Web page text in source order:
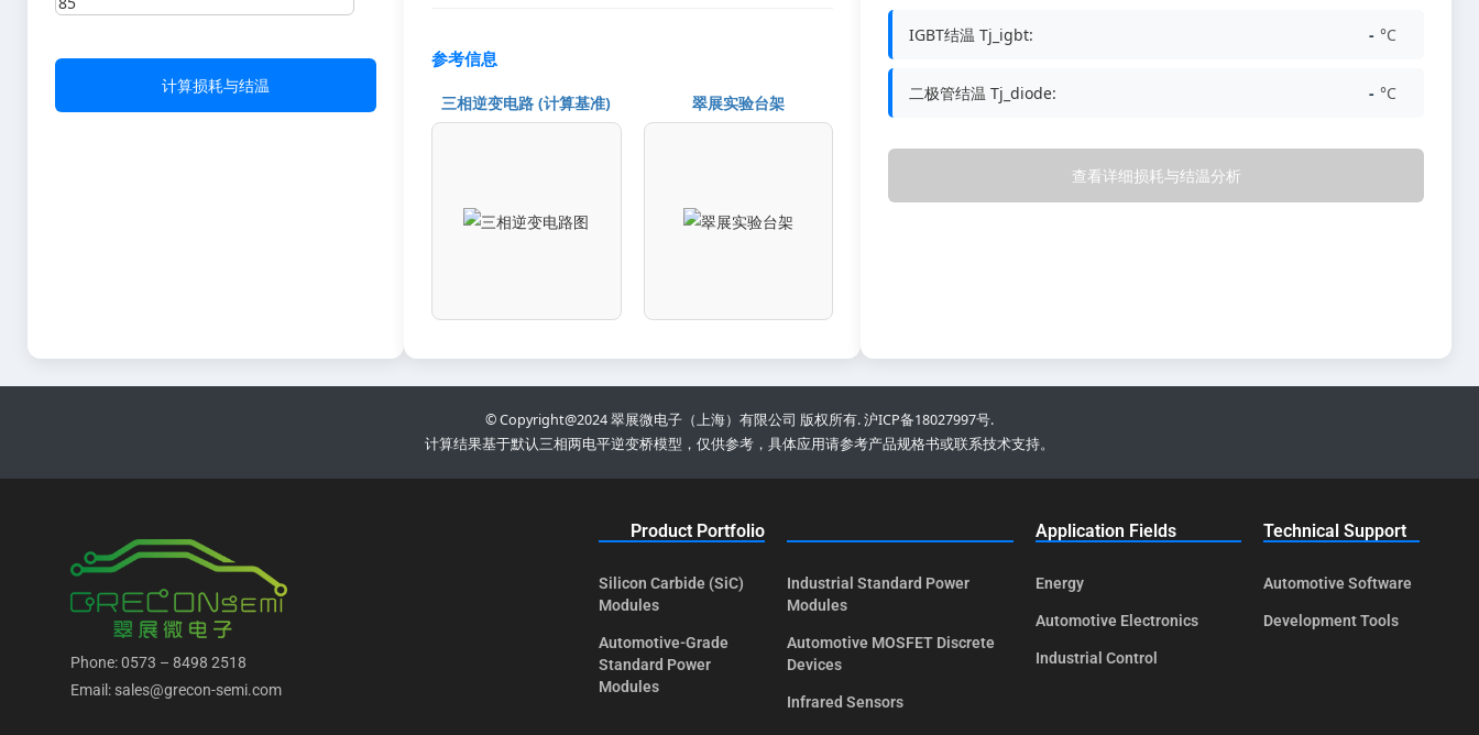
计算损耗与结温
参考信息
三相逆变电路 (计算基准) 翠展实验台架
IGBT结温 Tj_igbt: - °C
二极管结温 Tj_diode: - °C
查看详细损耗与结温分析
© Copyright@2024 翠展微电子（上海）有限公司 版权所有. 沪ICP备18027997号.
计算结果基于默认三相两电平逆变桥模型，仅供参考，具体应用请参考产品规格书或联系技术支持。
Phone: 0573 – 8498 2518
Email: sales@grecon-semi.com
Product Portfolio
Silicon Carbide (SiC)
Modules
Automotive-Grade
Standard Power
Modules
Industrial Standard Power
Modules
Automotive MOSFET Discrete
Devices
Infrared Sensors
Application Fields
Energy
Automotive Electronics
Industrial Control
Technical Support
Automotive Software
Development Tools